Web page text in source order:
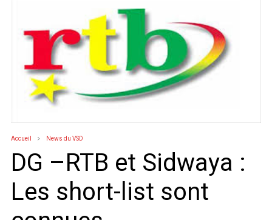
Accueil News du VSD
DG –RTB et Sidwaya :
Les short-list sont